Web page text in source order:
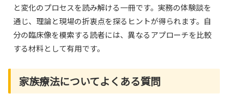
と変化のプロセスを読み解ける一冊です。実務の体験談を
通じ、理論と現場の折衷点を探るヒントが得られます。自
分の臨床像を模索する読者には、異なるアプローチを比較
する材料として有用です。
家族療法についてよくある質問